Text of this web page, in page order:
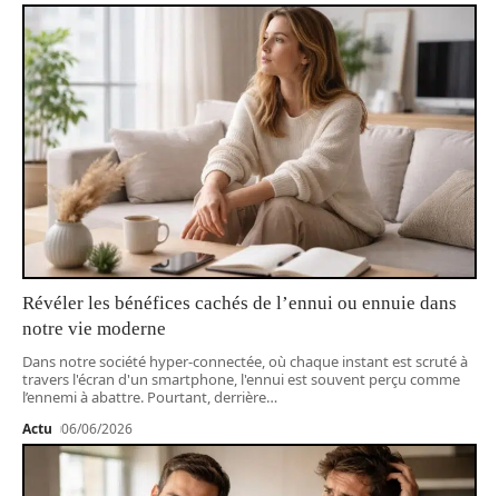
Révéler les bénéfices cachés de l’ennui ou ennuie dans
notre vie moderne
Dans notre société hyper-connectée, où chaque instant est scruté à
travers l'écran d'un smartphone, l'ennui est souvent perçu comme
l’ennemi à abattre. Pourtant, derrière…
Actu 06/06/2026